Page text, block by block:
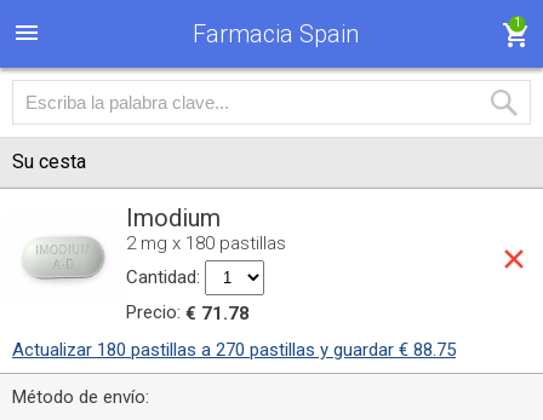
Farmacia Spain 1
Su cesta
Imodium
2 mg x 180 pastillas
Cantidad:
Precio: € 71.78
Actualizar 180 pastillas a 270 pastillas y guardar € 88.75
Método de envío: